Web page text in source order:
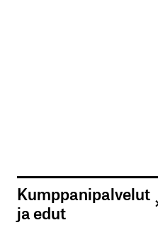
Kumppanipalvelut
ja edut